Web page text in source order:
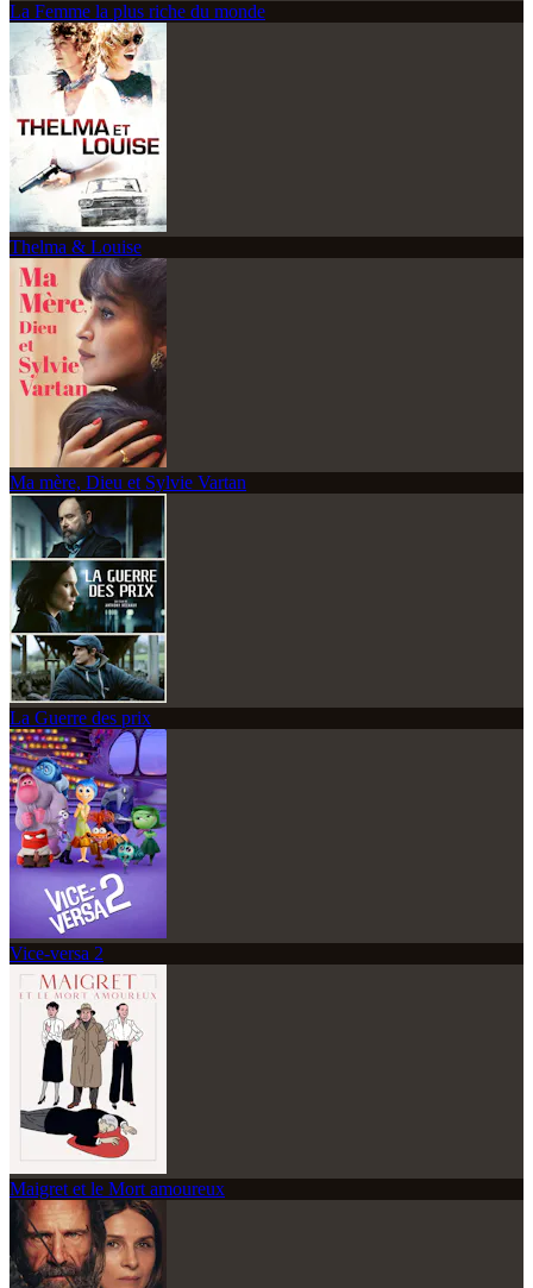
La Femme la plus riche du monde
Thelma & Louise
Ma mère, Dieu et Sylvie Vartan
La Guerre des prix
Vice-versa 2
Maigret et le Mort amoureux